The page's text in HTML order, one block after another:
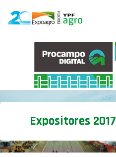
Expositores 2017